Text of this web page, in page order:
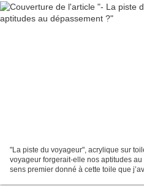
"La piste du voyageur", acrylique sur
voyageur forgerait-elle nos aptitudes
sens premier donné à cette toile que